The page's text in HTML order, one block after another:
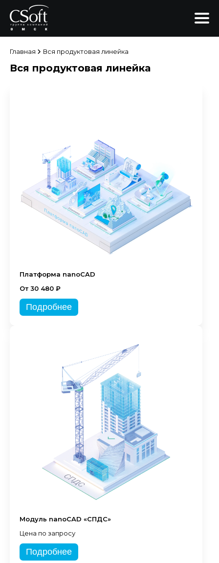
Главная Вся продуктовая линейка
Вся продуктовая линейка
Платформа nanoCAD
От 30 480 ₽
Подробнее
Модуль nanoCAD «СПДС»
Цена по запросу
Подробнее